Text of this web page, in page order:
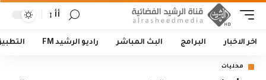
أأ
اخر الاخبار البرامج البث المباشر راديو الرشيد FM
محليات